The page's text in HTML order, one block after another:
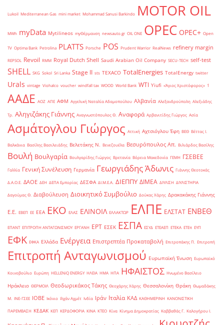
Lukoil Mediterranean Gas mini market Mohammad Sanusi Barkindo MOTOR OIL
MWh myData Mytilineos myΘέρμανση newsauto.gr OIL ONE OPEC OPEC+ Open
TV Optima Bank Petrolina PLATTS Porsche POS Prudent Warrior RealNews refinery margin
REPSOL Revoil RMM Royal Dutch Shell Saudi Arabian Oil Company SECU-TECH self-test
SHELL SKG Sokol Sri Lanka Stage II sts TEXACO TotalEnergies TotalEnergy twitter
Urals vintage Viohalco voucher windfall tax WOOD World Bank WTI Yiufi «Άγιος Χριστόφορος» ΄1
ΑΑΔΕ ΑΟΖ ΑΠΕ ΑΦΜ Αγγελική Ναταλία Αδαμοπούλου Αλβανία Αλεξανδρούπολη Αλεξιάδης
Τρ. Αληγιζάκης Γιάννης Αναγνωστόπουλος Θ. Αναφορά Αρβανιτίδης Γιώργος Ασία
Ασμάτογλου Γιώργος Αττική Αχτσιόγλου Έφη ΒΕΘ Βέττας Ι.
Βαλκάνια Βασίλης Βασιλειάδης Βελετάκης Ν. Βενεζουέλα Βεσυρόπουλος Απ. Βιλιάρδος Βασίλης
Βουλή Βουλγαρία Βουλγαρίδης Γιώργος Βρετανία Βόρεια Μακεδονία ΓΕΜΗ ΓΣΕΒΕΕ
Γαλλία Γενική Συνέλευση Γερμανία Γεωργιάδης Άδωνις Γιάννης Θεοτοκάς
Δ.Α.Ο.Ε. ΔΑΟΕ ΔΕΗ ΔΕΠΑ Εμπορίας ΔΕΣΦΑ ΔΙ.Μ.Ε.Α. ΔΙΕΠΠΥ ΔΙΜΕΑ ΔΙΥΛΙΣΗ ΔΙΥΛΙΣΤΗΡΙΑ
Δαγούμας Θ. Διαβούλευση Διοικητικό Συμβούλιο Δούκας Χάρης Δρακακάκης Γιάννης
Ε.Ε. ΕΒΕΠ ΕΕ ΕΕΑ ΕΚΟ ΕΛΑΣ ΕΛΙΝΟΙΛ ΕΛΛΑΚΤΩΡ ΕΛΠΕ ΕΛΣΤΑΤ ΕΝΒΕΘ
ΕΠΑΝΤ ΕΠΙΤΡΟΠΗ ΑΝΤΑΓΩΝΙΣΜΟΥ ΕΡΓΑΝΗ ΕΡΤ ΕΣΕΚ ΕΣΠΑ ΕΣΥΔ ΕΤΕΑΕΠ ΕΤΕΚΑ ΕΤΕπ ΕΥΠ
ΕΦΚ ΕΦΚΑ Ελλάδα Ενέργεια Επιστρεπτέα Προκαταβολή Επιτροπάκης Π. Επιτροπή
Επιτροπή Ανταγωνισμού Ευρωπαϊκή Ένωση Ευρωπαϊκό
Κοινοβούλιο Ευρώπη ΗELLENiQ ENERGY ΗΛΕΙΑ ΗΜΑ ΗΠΑ ΗΦΑΙΣΤΟΣ Ηνωμένο Βασίλειο
Ηράκλειο ΘΕΡΜΟΙΛ Θεοδωρικάκος Τάκης Θεοχάρης Χάρης Θεσσαλονίκη Θράκη Θωμαδάκης
Μ. ΙΝΕ-ΓΣΕΕ ΙΟΒΕ Ικόνιο Ιλχάν Αχμέτ Ινδία Ιράν Ιταλία ΚΑΔ ΚΑΘΗΜΕΡΙΝΗ ΚΑΝΟΝΙΣΤΙΚΗ
ΠΑΡΕΜΒΑΣΗ ΚΕΔΑΚ ΚΕΠ ΚΕΡΔΟΦΟΡΙΑ ΚΙΝΑ ΚΤΕΟ Κίνα Κίνημα Δημοκρατίας Καββαθάς Γ. Καλογήρου Ι.